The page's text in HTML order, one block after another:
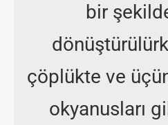
bir
çöplükte ve
okyanusları